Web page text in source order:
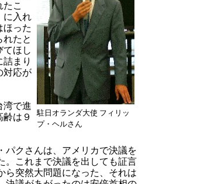
駐日オランダ大使 フィリッ
プ・ヘルさん
こ
に入れ
ほった
たと
てほし
まり
対応が
湾で進
は９
クさんは、アメリカで決議を
。これまで決議を出しても証言
ら突然大問題になった、それは